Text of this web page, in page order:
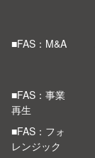
■FAS：M&A
■FAS：事業
再生
■FAS：フォ
レンジック